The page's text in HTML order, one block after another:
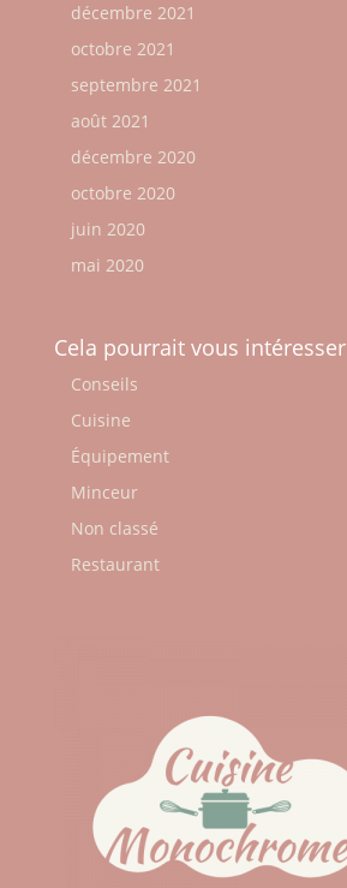
décembre 2021
octobre 2021
septembre 2021
août 2021
décembre 2020
octobre 2020
juin 2020
mai 2020
Cela pourrait vous intéresser
Conseils
Cuisine
Équipement
Minceur
Non classé
Restaurant